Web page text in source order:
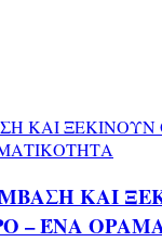
ΚΑΙ
– ΈΝΑ